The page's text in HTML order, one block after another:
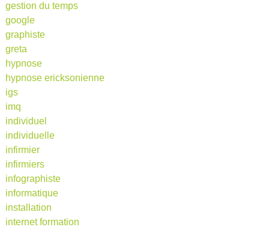
gestion du temps
google
graphiste
greta
hypnose
hypnose ericksonienne
igs
imq
individuel
individuelle
infirmier
infirmiers
infographiste
informatique
installation
internet formation